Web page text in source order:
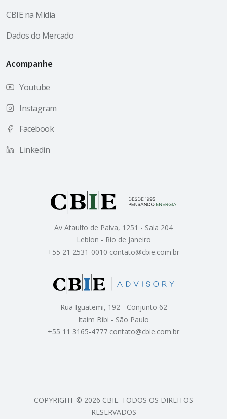
CBIE na Mídia
Dados do Mercado
Acompanhe
Youtube
Instagram
Facebook
Linkedin
Av Ataulfo de Paiva, 1251 - Sala 204
Leblon - Rio de Janeiro
+55 21 2531-0010 contato@cbie.com.br
Rua Iguatemi, 192 - Conjunto 62
Itaim Bibi - São Paulo
+55 11 3165-4777 contato@cbie.com.br
COPYRIGHT © 2026 CBIE. TODOS OS DIREITOS
RESERVADOS